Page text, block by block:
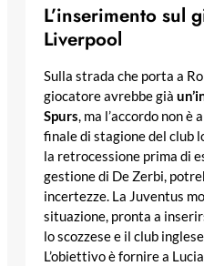
L’inserimento sul
Liverpool
Sulla strada che porta a
giocatore avrebbe già
Spurs, ma l’accordo non
finale di stagione del club
la retrocessione prima di
gestione di De Zerbi,
incertezze. La Juventus
situazione, pronta a
lo scozzese e il club
L’obiettivo è fornire a